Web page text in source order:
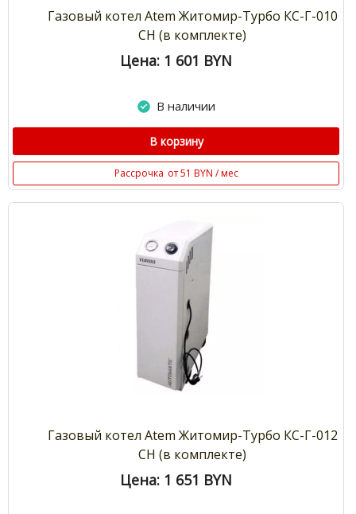
Газовый котел Atem Житомир-Турбо КС-Г-010
СН (в комплекте)
Цена: 1 601 BYN
В наличии
В корзину
Рассрочка от 51 BYN / мес
Газовый котел Atem Житомир-Турбо КС-Г-012
СН (в комплекте)
Цена: 1 651 BYN